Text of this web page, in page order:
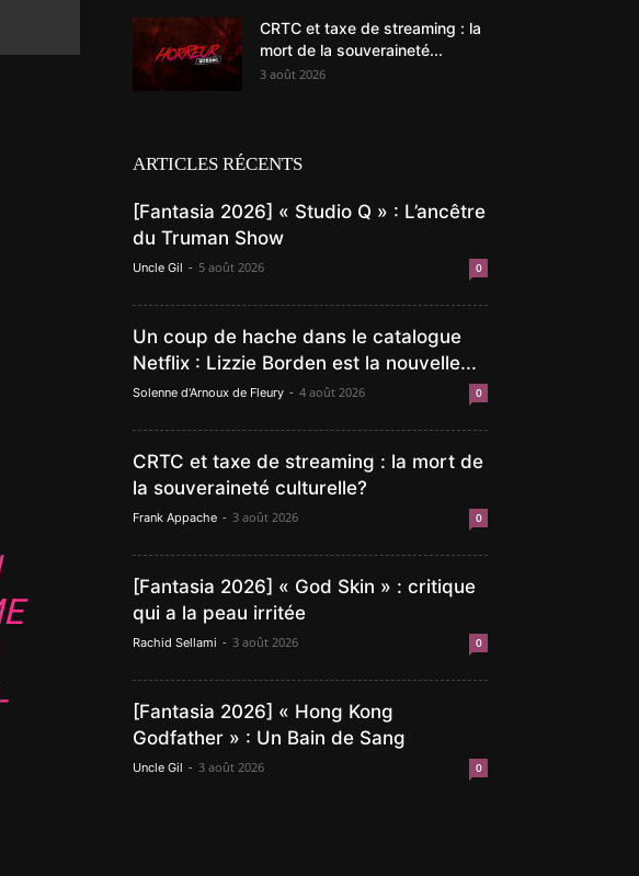
CRTC et taxe de streaming : la
mort de la souveraineté...
3 août 2026
ARTICLES RÉCENTS
[Fantasia 2026] « Studio Q » : L’ancêtre
du Truman Show
Uncle Gil - 5 août 2026 0
Un coup de hache dans le catalogue
Netflix : Lizzie Borden est la nouvelle...
Solenne d'Arnoux de Fleury - 4 août 2026 0
CRTC et taxe de streaming : la mort de
la souveraineté culturelle?
Frank Appache - 3 août 2026 0
[Fantasia 2026] « God Skin » : critique
qui a la peau irritée
Rachid Sellami - 3 août 2026 0
[Fantasia 2026] « Hong Kong
Godfather » : Un Bain de Sang
Uncle Gil - 3 août 2026 0